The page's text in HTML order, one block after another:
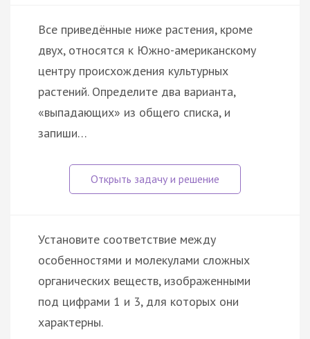
Все приведённые ниже растения, кроме
двух, относятся к Южно-американскому
центру происхождения культурных
растений. Определите два варианта,
«выпадающих» из общего списка, и
запиши…
Установите соответствие между
особенностями и молекулами сложных
органических веществ, изображенными
под цифрами 1 и 3, для которых они
характерны.